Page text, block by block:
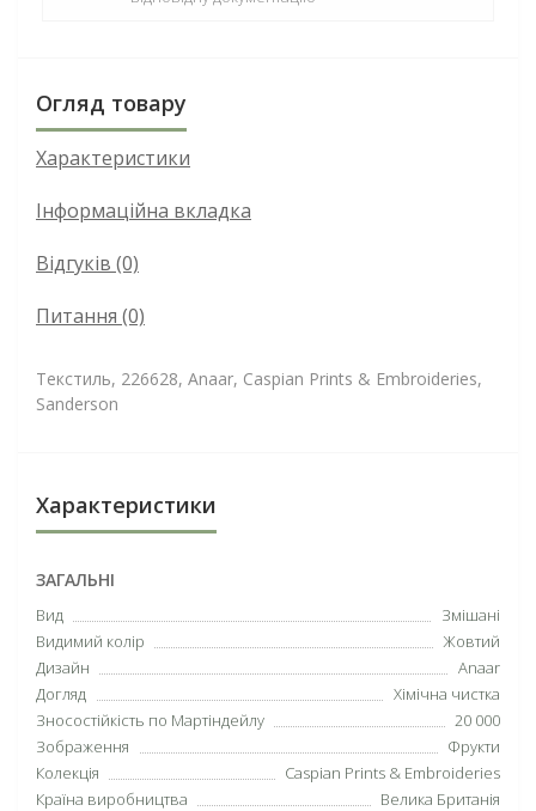
Огляд товару
Характеристики
Інформаційна вкладка
Відгуків (0)
Питання (0)
Текстиль, 226628, Anaar, Caspian Prints & Embroideries,
Sanderson
Характеристики
ЗАГАЛЬНІ
Вид
Змішані
Видимий колір
Жовтий
Дизайн
Anaar
Догляд
Хімічна чистка
Зносостійкість по Мартіндейлу
20 000
Зображення
Фрукти
Колекція
Caspian Prints & Embroideries
Країна виробництва
Велика Британія